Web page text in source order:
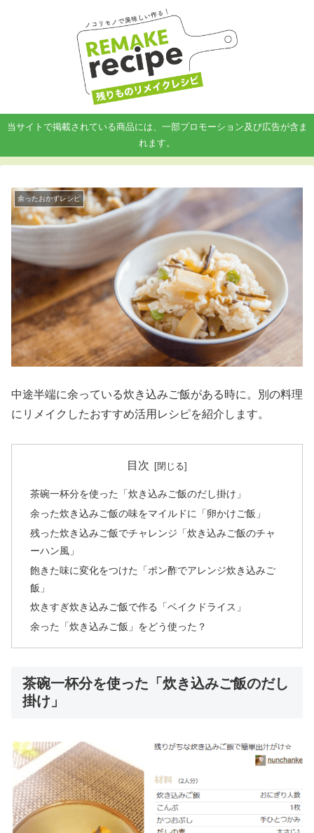
当サイトで掲載されている商品には、一部プロモーション及び広告が含ま
れます。
余ったおかずレシピ
中途半端に余っている炊き込みご飯がある時に。別の料理
にリメイクしたおすすめ活用レシピを紹介します。
目次
茶碗一杯分を使った「炊き込みご飯のだし掛け」
余った炊き込みご飯の味をマイルドに「卵かけご飯」
残った炊き込みご飯でチャレンジ「炊き込みご飯のチャ
ーハン風」
飽きた味に変化をつけた「ポン酢でアレンジ炊き込みご
飯」
炊きすぎ炊き込みご飯で作る「ベイクドライス」
余った「炊き込みご飯」をどう使った？
茶碗一杯分を使った「炊き込みご飯のだし
掛け」